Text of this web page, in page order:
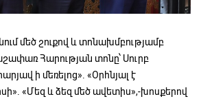
մեծ շուքով և տոնախմբությամբ
Հարության տոնը՝ Սուրբ
ի մեռելոց». «Օրհնյալ է
«Մեզ և ձեզ մեծ ավետիս»,-խոսքերով